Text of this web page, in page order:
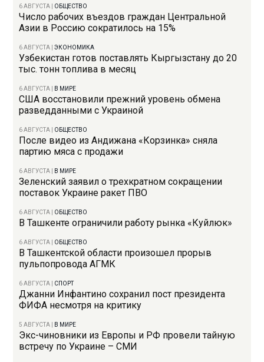
6 АВГУСТА ОБЩЕСТВО
Число рабочих въездов граждан Центральной
Азии в Россию сократилось на 15%
6 АВГУСТА |ЭКОНОМИКА
Узбекистан готов поставлять Кыргызстану до 20
тыс. тонн топлива в месяц
6 АВГУСТА В МИРЕ
США восстановили прежний уровень обмена
разведданными с Украиной
6 АВГУСТА ОБЩЕСТВО
После видео из Андижана «Корзинка» сняла
партию мяса с продажи
6 АВГУСТА В МИРЕ
Зеленский заявил о трехкратном сокращении
поставок Украине ракет ПВО
6 АВГУСТА ОБЩЕСТВО
В Ташкенте ограничили работу рынка «Куйлюк»
6 АВГУСТА ОБЩЕСТВО
В Ташкентской области произошел прорыв
пульпопровода АГМК
6 АВГУСТА СПОРТ
Джанни Инфантино сохранил пост президента
ФИФА несмотря на критику
5 АВГУСТА В МИРЕ
Экс-чиновники из Европы и РФ провели тайную
встречу по Украине – СМИ